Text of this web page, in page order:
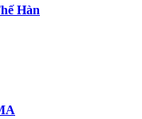
Hàn